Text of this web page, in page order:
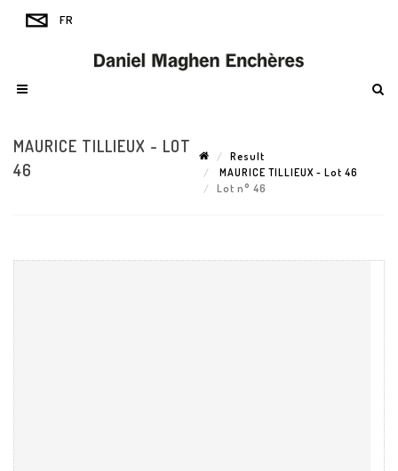
MAURICE TILLIEUX - LOT
46
Result
MAURICE TILLIEUX - Lot 46
Lot n° 46